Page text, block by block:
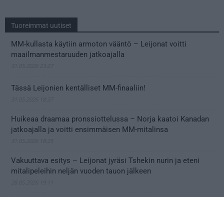
Tuoreimmat uutiset
MM-kullasta käytiin armoton vääntö – Leijonat voitti
maailmanmestaruuden jatkoajalla
Tässä Leijonien kentälliset MM-finaaliin!
Huikeaa draamaa pronssiottelussa – Norja kaatoi Kanadan
jatkoajalla ja voitti ensimmäisen MM-mitalinsa
Vakuuttava esitys – Leijonat jyräsi Tshekin nurin ja eteni
mitalipeleihin neljän vuoden tauon jälkeen